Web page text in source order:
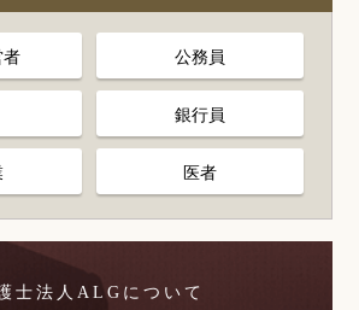
公務員
銀行員
医者
士法人ALGについて